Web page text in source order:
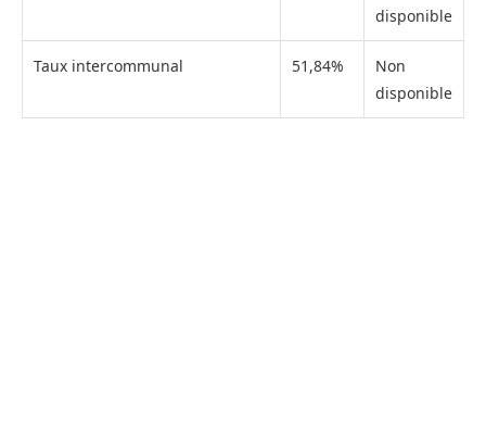
disponible
Taux intercommunal 51,84%
Non
disponible